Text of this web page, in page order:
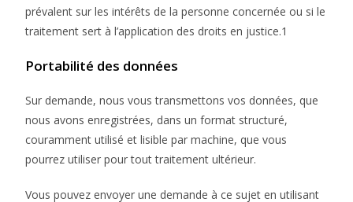
prévalent sur les intérêts de la personne concernée ou si le
traitement sert à l’application des droits en justice.1
Portabilité des données
Sur demande, nous vous transmettons vos données, que
nous avons enregistrées, dans un format structuré,
couramment utilisé et lisible par machine, que vous
pourrez utiliser pour tout traitement ultérieur.
Vous pouvez envoyer une demande à ce sujet en utilisant